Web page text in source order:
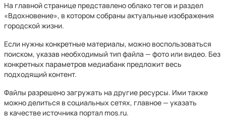
На главной странице представлено облако тегов и раздел
«Вдохновение», в котором собраны актуальные изображения
городской жизни.
Если нужны конкретные материалы, можно воспользоваться
поиском, указав необходимый тип файла — фото или видео. Без
конкретных параметров медиабанк предложит весь
подходящий контент.
Файлы разрешено загружать на другие ресурсы. Ими также
можно делиться в социальных сетях, главное — указать
в качестве источника портал mos.ru.